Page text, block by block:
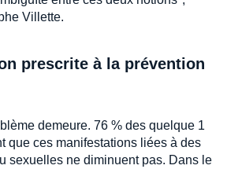
Villette.
prescrite à la prévention
demeure. 76 % des quelque 1
que ces manifestations liées à des
sexuelles ne diminuent pas. Dans le